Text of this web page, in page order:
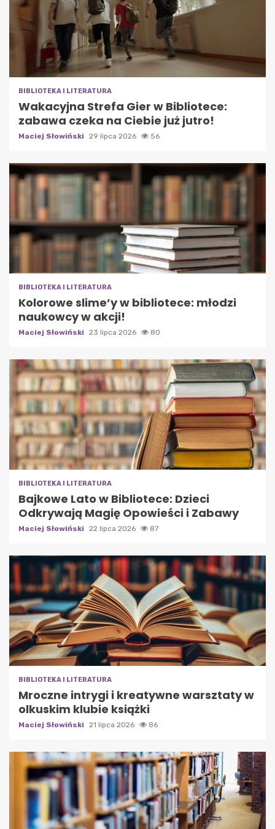
BIBLIOTEKA I LITERATURA
Wakacyjna Strefa Gier w Bibliotece:
zabawa czeka na Ciebie już jutro!
Maciej Słowiński 29 lipca 2026 56
BIBLIOTEKA I LITERATURA
Kolorowe slime’y w bibliotece: młodzi
naukowcy w akcji!
Maciej Słowiński 23 lipca 2026 80
BIBLIOTEKA I LITERATURA
Bajkowe Lato w Bibliotece: Dzieci
Odkrywają Magię Opowieści i Zabawy
Maciej Słowiński 22 lipca 2026 87
BIBLIOTEKA I LITERATURA
Mroczne intrygi i kreatywne warsztaty w
olkuskim klubie książki
Maciej Słowiński 21 lipca 2026 86